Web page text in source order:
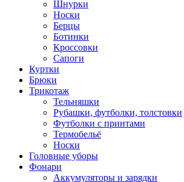
Шнурки
Носки
Берцы
Ботинки
Кроссовки
Сапоги
Куртки
Брюки
Трикотаж
Тельняшки
Рубашки, футболки, толстовки
Футболки с принтами
Термобельё
Носки
Головные уборы
Фонари
Аккумуляторы и зарядки